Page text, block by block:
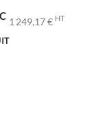
1 249,17 € HT